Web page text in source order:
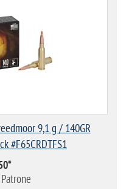
9,1 g / 140GR
#F65CRDTFS1
*